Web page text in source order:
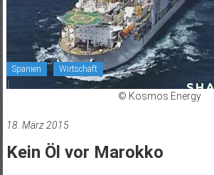
Spanien Wirtschaft
© Kosmos Energy
18. März 2015
Kein Öl vor Marokko